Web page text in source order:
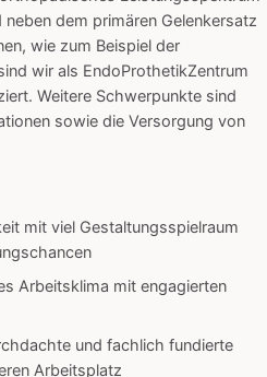
dem primären Gelenkersatz
wie zum Beispiel der
wir als EndoProthetikZentrum
Weitere Schwerpunkte sind
sowie die Versorgung von
mit viel Gestaltungsspielraum
Arbeitsklima mit engagierten
und fachlich fundierte
Arbeitsplatz